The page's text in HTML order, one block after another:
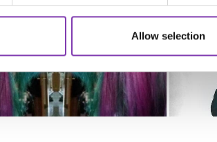
Allow selection